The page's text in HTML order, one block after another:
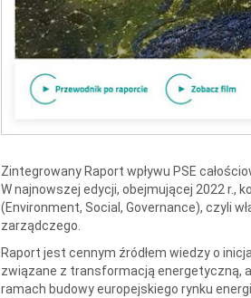
Zintegrowany Raport wpływu PSE
W najnowszej edycji, obejmującej 2022 r.,
(Environment, Social, Governance), czyli
zarządczego.
Raport jest cennym źródłem wiedzy o
związane z transformacją energetyczną,
ramach budowy europejskiego rynku